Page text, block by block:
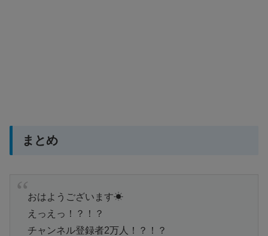
まとめ
おはようございます☀
えっえっ！？！？
チャンネル登録者2万人！？！？